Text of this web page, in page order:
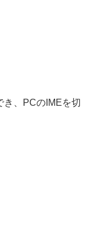
き、PCのIMEを切